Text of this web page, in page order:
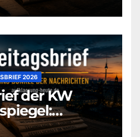
2026
der KW